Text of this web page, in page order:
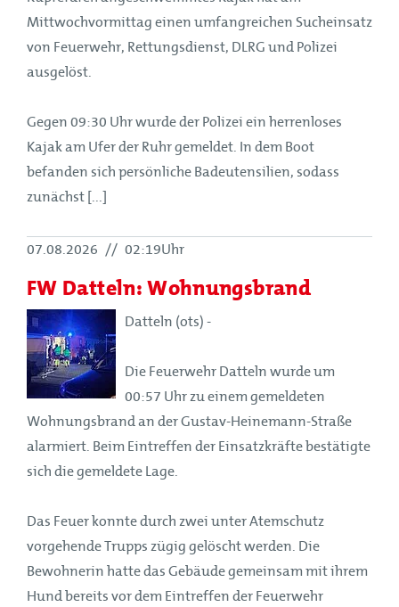
Mittwochvormittag einen umfangreichen Sucheinsatz
von Feuerwehr, Rettungsdienst, DLRG und Polizei
ausgelöst.
Gegen 09:30 Uhr wurde der Polizei ein herrenloses
Kajak am Ufer der Ruhr gemeldet. In dem Boot
befanden sich persönliche Badeutensilien, sodass
zunächst [...]
07.08.2026 // 02:19Uhr
FW Datteln: Wohnungsbrand
Datteln (ots) -
Die Feuerwehr Datteln wurde um
00:57 Uhr zu einem gemeldeten
Wohnungsbrand an der Gustav-Heinemann-Straße
alarmiert. Beim Eintreffen der Einsatzkräfte bestätigte
sich die gemeldete Lage.
Das Feuer konnte durch zwei unter Atemschutz
vorgehende Trupps zügig gelöscht werden. Die
Bewohnerin hatte das Gebäude gemeinsam mit ihrem
Hund bereits vor dem Eintreffen der Feuerwehr